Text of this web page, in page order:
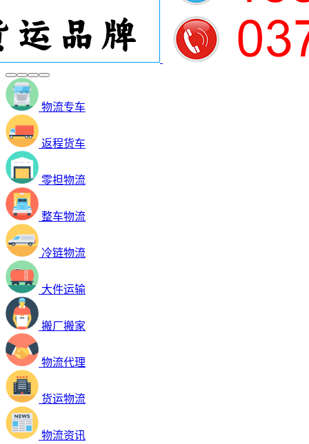
物流专车
返程货车
零担物流
整车物流
冷链物流
大件运输
搬厂搬家
物流代理
货运物流
物流资讯